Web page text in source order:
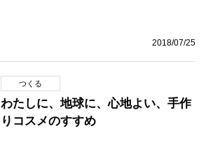
2018/07/25
つくる
わたしに、地球に、心地よい、手作
りコスメのすすめ